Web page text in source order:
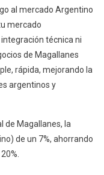
al mercado Argentino
mercado
técnica ni
de Magallanes
rápida, mejorando la
argentinos y
de Magallanes, la
de un 7%, ahorrando